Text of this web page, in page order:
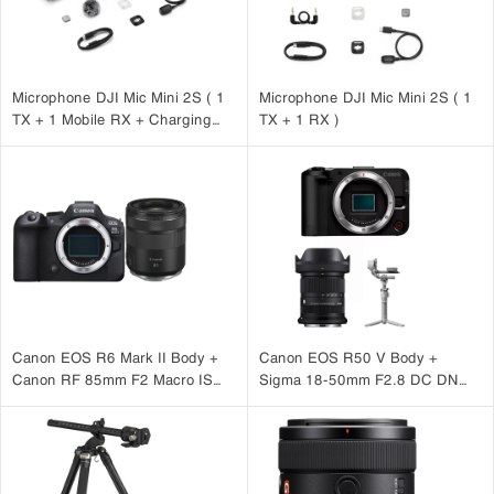
đại, P950 mang đến những hình ảnh sắc nét, rõ ràng và đẹp mắt, tất
cả trong một thân máy nhỏ gọn và dễ mang theo.
4.2. Khả năng ổn định hình ảnh mạnh mẽ
Hiện tượng nhòe ảnh có thể là một vấn đề lớn, đặc biệt là với các chủ
thể ở xa và chụp ảnh siêu tele. Nhờ công nghệchống rung quang
Microphone DJI Mic Mini 2S ( 1
TX + 1 Mobile RX + Charging
Microphone DJI Mic Mini 2S ( 1
TX + 1 RX )
Canon EOS R6 Mark II Body +
Canon RF 85mm F2 Macro IS
Canon EOS R50 V Body +
Sigma 18-50mm F2.8 DC DN